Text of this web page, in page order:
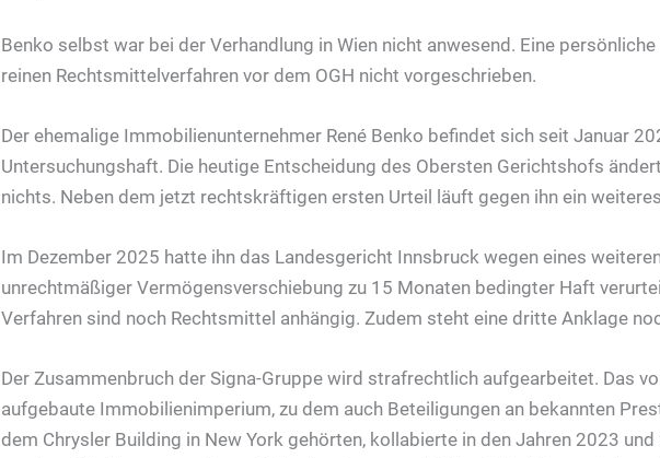
Benko selbst war bei der Verhandlung in Wien nicht anwesend. Eine
reinen Rechtsmittelverfahren vor dem OGH nicht vorgeschrieben.
Der ehemalige Immobilienunternehmer René Benko befindet sich seit Januar
Untersuchungshaft. Die heutige Entscheidung des Obersten Gerichtshofs
nichts. Neben dem jetzt rechtskräftigen ersten Urteil läuft gegen ihn ein
Im Dezember 2025 hatte ihn das Landesgericht Innsbruck wegen eines
unrechtmäßiger Vermögensverschiebung zu 15 Monaten bedingter Haft
Verfahren sind noch Rechtsmittel anhängig. Zudem steht eine dritte Anklage
Der Zusammenbruch der Signa-Gruppe wird strafrechtlich aufgearbeitet. Das
aufgebaute Immobilienimperium, zu dem auch Beteiligungen an bekannten
dem Chrysler Building in New York gehörten, kollabierte in den Jahren 2023